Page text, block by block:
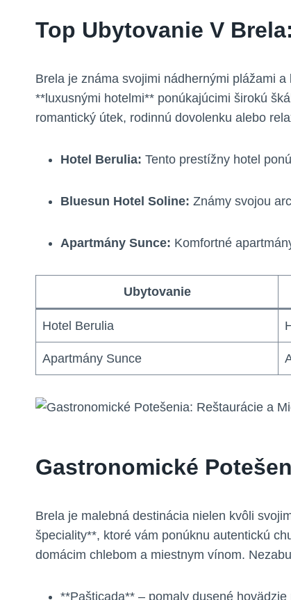
Top Ubytovanie V
Brela je známa svojimi nádhernými plážami
**luxusnými hotelmi** ponúkajúcimi širokú
romantický útek, rodinnú dovolenku alebo
Hotel Berulia: Tento prestížny hotel
Bluesun Hotel Soline: Známy svojou
Apartmány Sunce: Komfortné
Ubytovanie
Hotel Berulia
Apartmány Sunce
Gastronomické
Brela je malebná destinácia nielen kvôli
špeciality**, ktoré vám ponúknu autentickú
domácim chlebom a miestnym vínom.
**Pašticada** – pomaly dusené